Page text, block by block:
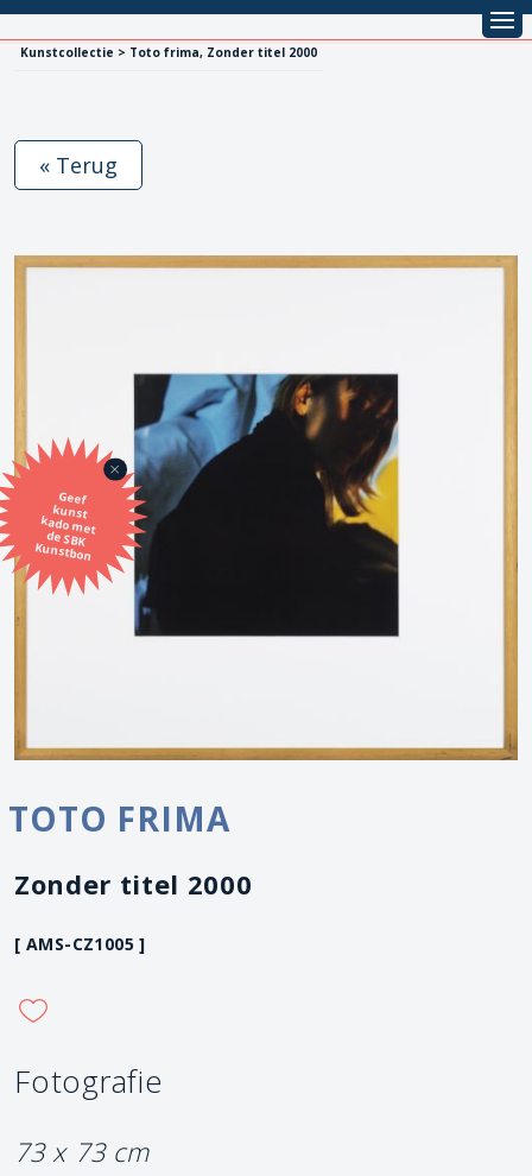
Kunstcollectie > Toto frima, Zonder titel 2000
Geef
kunst
kado met
de SBK
Kunstbon
« Terug
TOTO FRIMA
Zonder titel 2000
[ AMS-CZ1005 ]
Fotografie
73 x 73 cm